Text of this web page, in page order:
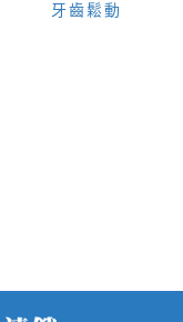
牙齒鬆動